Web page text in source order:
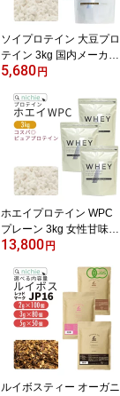
ソイプロテイン 大豆プロ
テイン 3kg 国内メーカー
製造品 大豆 植物 タンパ
量 nichie ニチエー
5,680 円
ホエイプロテイン WPC
プレーン 3kg 女性甘味料
不使用 プロテイン コン
プロテイン100 ！ 女性
にもおすすめ nichie ニチ
エー
13,800 円
ルイボスティー オーガニ